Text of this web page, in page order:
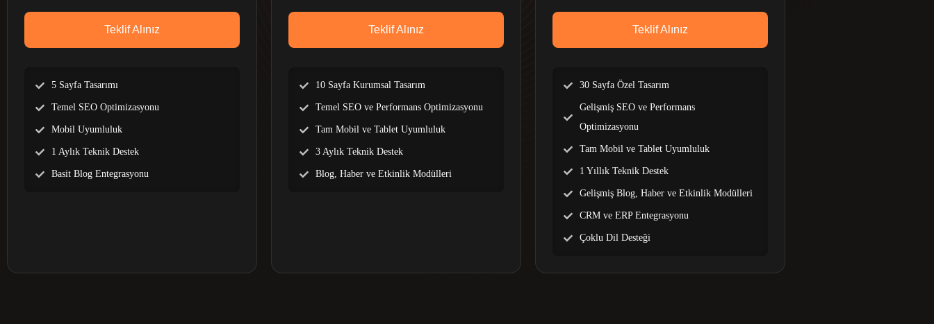
Teklif Alınız
5 Sayfa Tasarımı
Temel SEO Optimizasyonu
Mobil Uyumluluk
1 Aylık Teknik Destek
Basit Blog Entegrasyonu
Teklif Alınız
10 Sayfa Kurumsal Tasarım
Temel SEO ve Performans Optimizasyonu
Tam Mobil ve Tablet Uyumluluk
3 Aylık Teknik Destek
Blog, Haber ve Etkinlik Modülleri
Teklif Alınız
30 Sayfa Özel Tasarım
Gelişmiş SEO ve Performans
Optimizasyonu
Tam Mobil ve Tablet Uyumluluk
1 Yıllık Teknik Destek
Gelişmiş Blog, Haber ve Etkinlik Modülleri
CRM ve ERP Entegrasyonu
Çoklu Dil Desteği